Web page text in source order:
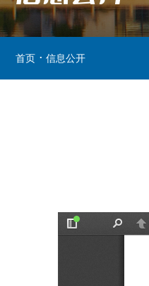
首页 . 信息公开